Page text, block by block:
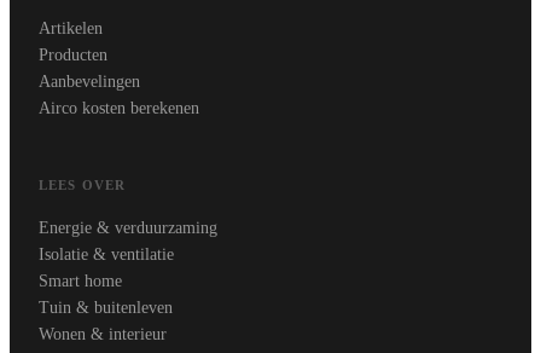
Artikelen
Producten
Aanbevelingen
Airco kosten berekenen
LEES OVER
Energie & verduurzaming
Isolatie & ventilatie
Smart home
Tuin & buitenleven
Wonen & interieur